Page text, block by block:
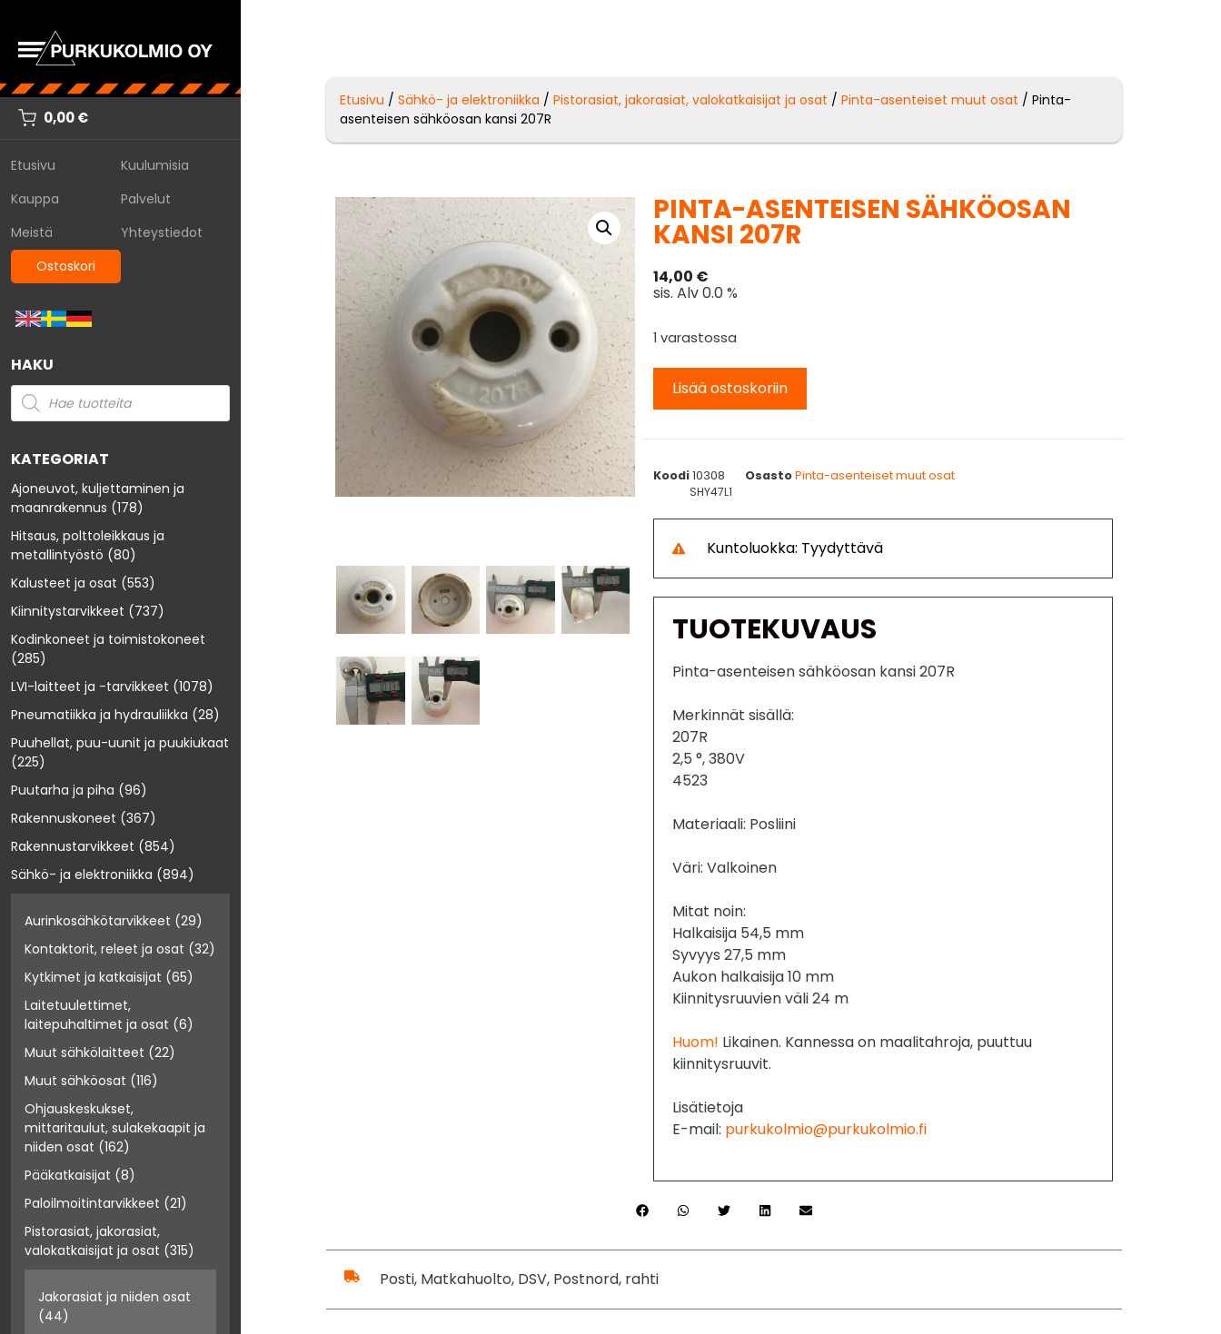
0,00€
Etusivu
Kuulumisia
Kauppa
Palvelut
Meistä
Yhteystiedot
Ostoskori
HAKU
KATEGORIAT
Ajoneuvot, kuljettaminen ja
maanrakennus (178)
Hitsaus, polttoleikkaus ja
metallintyöstö (80)
Kalusteet ja osat (553)
Kiinnitystarvikkeet (737)
Kodinkoneet ja toimistokoneet
(285)
LVI-laitteet ja -tarvikkeet (1078)
Pneumatiikka ja hydrauliikka (28)
Puuhellat, puu-uunit ja puukiukaat
(225)
Puutarha ja piha (96)
Rakennuskoneet (367)
Rakennustarvikkeet (854)
Sähkö- ja elektroniikka (894)
Aurinkosähkötarvikkeet (29)
Kontaktorit, releet ja osat (32)
Kytkimet ja katkaisijat (65)
Laitetuulettimet,
laitepuhaltimet ja osat (6)
Muut sähkölaitteet (22)
Muut sähköosat (116)
Ohjauskeskukset,
mittaritaulut, sulakekaapit ja
niiden osat (162)
Pääkatkaisijat (8)
Paloilmoitintarvikkeet (21)
Pistorasiat, jakorasiat,
valokatkaisijat ja osat (315)
Jakorasiat ja niiden osat
(44)
Etusivu /Sähkö- ja elektroniikka /Pistorasiat, jakorasiat, valokatkaisijat ja osat /Pinta-asenteiset muut osat / Pinta-
asenteisen sähköosan kansi 207R
PINTA-ASENTEISEN SÄHKÖOSAN
KANSI 207R
14,00 €
sis. Alv 0.0 %
1 varastossa
Lisää ostoskoriin
Koodi10308 Osasto Pinta-asenteiset muut osat
SHY47L1
Kuntoluokka: Tyydyttävä
TUOTEKUVAUS
Pinta-asenteisen sähköosan kansi 207R
Merkinnät sisällä:
207R
2,5 °, 380V
4523
Materiaali: Posliini
Väri: Valkoinen
Mitat noin:
Halkaisija 54,5 mm
Syvyys 27,5 mm
Aukon halkaisija 10 mm
Kiinnitysruuvien väli 24 m
Huom! Likainen. Kannessa on maalitahroja, puuttuu
kiinnitysruuvit.
Lisätietoja
E-mail: purkukolmio@purkukolmio.fi
Posti, Matkahuolto, DSV, Postnord, rahti